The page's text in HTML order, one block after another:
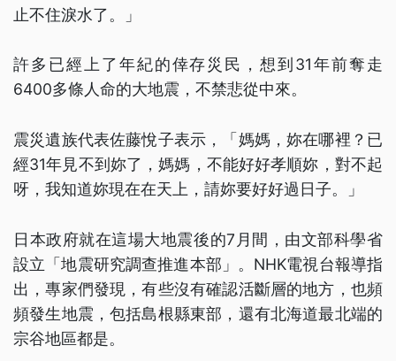
止不住淚水了。」
許多已經上了年紀的倖存災民，想到31年前奪走
6400多條人命的大地震，不禁悲從中來。
震災遺族代表佐藤悅子表示，「媽媽，妳在哪裡？已
經31年見不到妳了，媽媽，不能好好孝順妳，對不起
呀，我知道妳現在在天上，請妳要好好過日子。」
日本政府就在這場大地震後的7月間，由文部科學省
設立「地震研究調查推進本部」。NHK電視台報導指
出，專家們發現，有些沒有確認活斷層的地方，也頻
頻發生地震，包括島根縣東部，還有北海道最北端的
宗谷地區都是。